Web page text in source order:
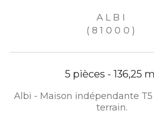
ALBI
(81000)
5 pièces - 136,25
Albi - Maison indépendante T5
terrain.